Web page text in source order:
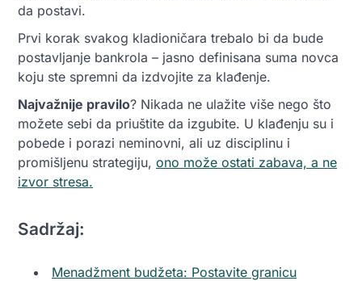
da postavi.
Prvi korak svakog kladioničara trebalo bi da bude
postavljanje bankrola – jasno definisana suma novca
koju ste spremni da izdvojite za klađenje.
Najvažnije pravilo? Nikada ne ulažite više nego što
možete sebi da priuštite da izgubite. U klađenju su i
pobede i porazi neminovni, ali uz disciplinu i
promišljenu strategiju, ono može ostati zabava, a ne
izvor stresa.
Sadržaj:
Menadžment budžeta: Postavite granicu